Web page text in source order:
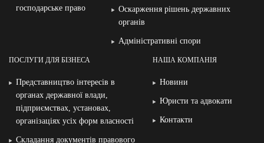
господарське право
Оскарження рішень державних
органів
Адміністративні спори
ПОСЛУГИ ДЛЯ БІЗНЕСА
Представництво інтересів в
органах державної влади,
підприємствах, установах,
організаціях усіх форм власності
Складання документів правового
НАША КОМПАНІЯ
Новини
Юристи та адвокати
Контакти